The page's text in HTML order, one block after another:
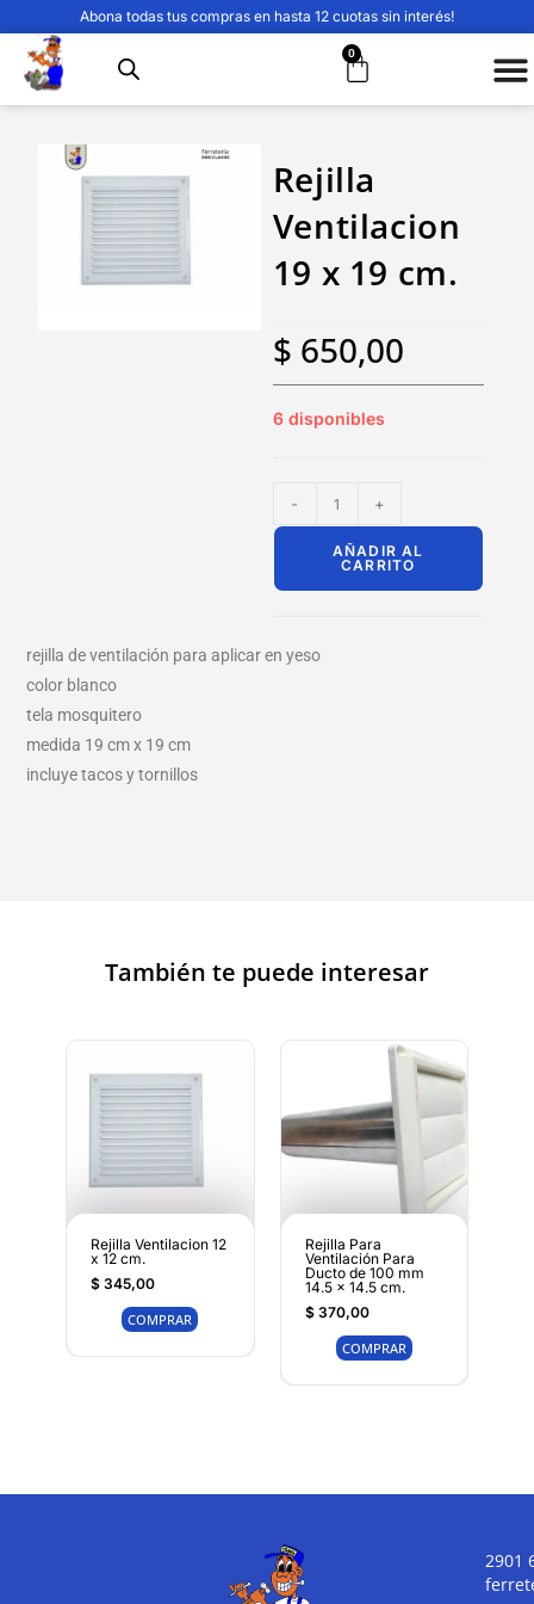
Abona todas tus compras en hasta 12 cuotas sin interés!
0
Rejilla
Ventilacion
19 x 19 cm.
$ 650,00
6 disponibles
- +
AÑADIR AL
CARRITO
rejilla de ventilación para aplicar en yeso
color blanco
tela mosquitero
medida 19 cm x 19 cm
incluye tacos y tornillos
También te puede interesar
Rejilla Ventilacion 12
x 12 cm.
$345,00
COMPRAR
Rejilla Para
Ventilación Para
Ducto de 100 mm
14.5 x 14.5 cm.
$370,00
COMPRAR
2901